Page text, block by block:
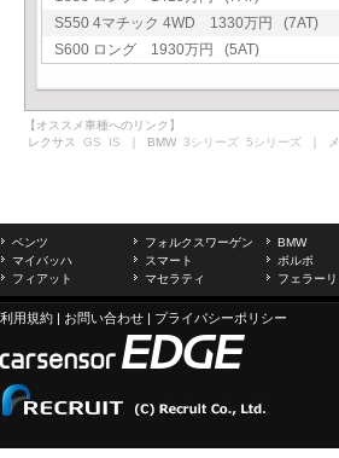
S550 4マチック 4WD 1330万円 (7AT)
S600 ロング 1930万円 (5AT)
【オススメ車種へのリンク】
レクサス GS IS ｜ BMW 3シリーズ 5シリーズ ｜
ベンツ フォルクスワーゲン BMW
マイバッハ
スマート ボルボ
フィアット
マセラティ フェラーリ
利用規約 | お問い合わせ | プライバシーポリシー